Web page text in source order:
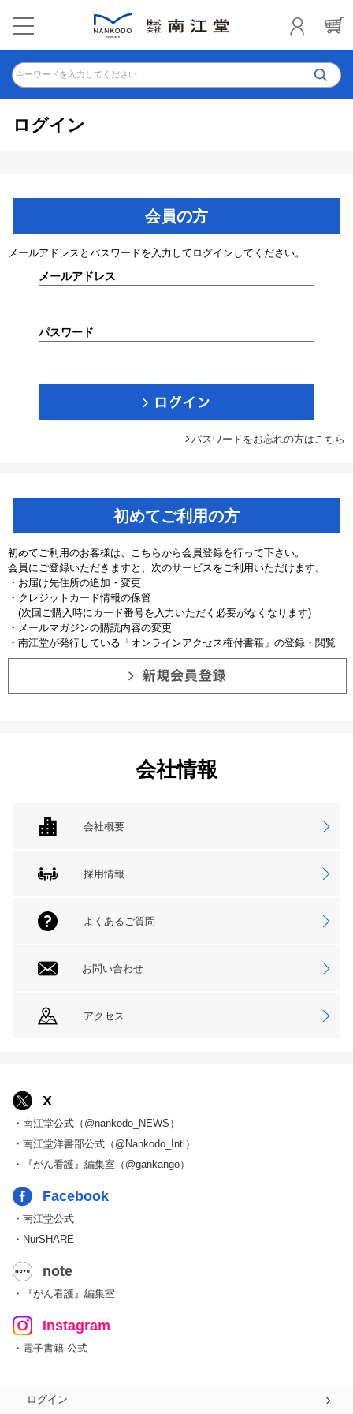
キーワードを入力してください
ログイン
会員の方
メールアドレスとパスワードを入力してログインしてください。
メールアドレス
パスワード
パスワードをお忘れの方はこちら
初めてご利用の方
初めてご利用のお客様は、こちらから会員登録を行って下さい。
会員にご登録いただきますと、次のサービスをご利用いただけます。
・お届け先住所の追加・変更
・クレジットカード情報の保管
(次回ご購入時にカード番号を入力いただく必要がなくなります)
・メールマガジンの購読内容の変更
・南江堂が発行している「オンラインアクセス権付書籍」の登録・閲覧
会社情報
会社概要
採用情報
よくあるご質問
お問い合わせ
アクセス
X
・南江堂公式（@nankodo_NEWS）
・南江堂洋書部公式（@Nankodo_Intl）
・『がん看護』編集室（@gankango）
Facebook
・南江堂公式
・NurSHARE
note
・『がん看護』編集室
Instagram
・電子書籍 公式
ログイン